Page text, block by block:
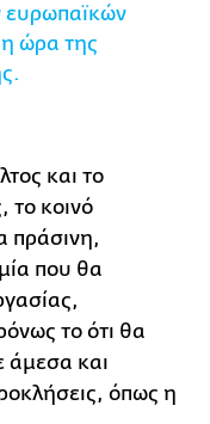
ευρωπαϊκών
ώρα της
και το
το κοινό
πράσινη,
που θα
το ότι θα
άμεσα και
όπως η